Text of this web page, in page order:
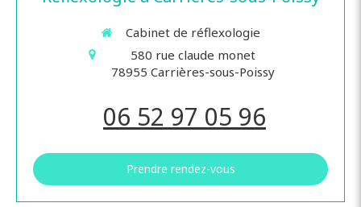
Cabinet de réflexologie
580 rue claude monet
78955 Carrières-sous-Poissy
06 52 97 05 96
Prendre rendez-vous